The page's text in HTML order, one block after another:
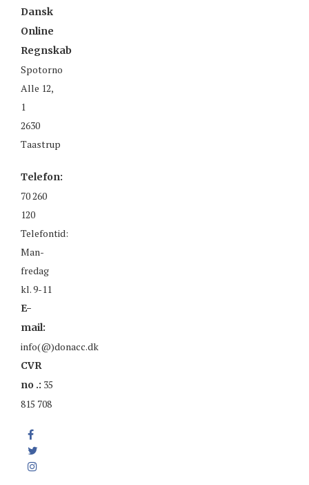
Dansk
Online
Regnskab
Spotorno
Alle 12,
1
2630
Taastrup
Telefon:
70 260
120
Telefontid:
Man-
fredag
kl. 9-11
E-
mail:
info(@)donacc.dk
CVR
no .: 35
815 708